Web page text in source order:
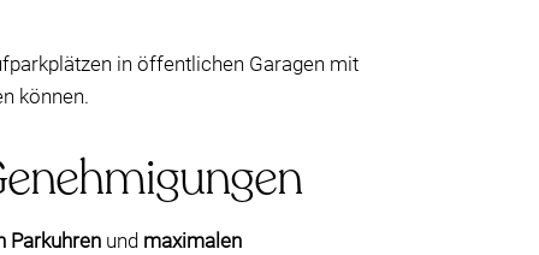
in öffentlichen Garagen mit
können.
Parkuhren und maximalen